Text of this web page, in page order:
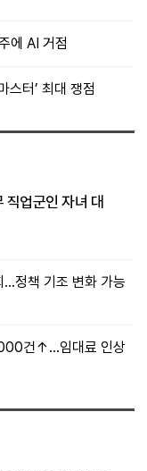
에 AI 거점
스터’ 최대 쟁점
직업군인 자녀 대
…정책 기조 변화 가능
건↑…임대료 인상